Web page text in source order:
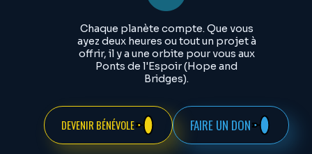
Chaque planète compte. Que vous
ayez deux heures ou tout un projet à
offrir, il y a une orbite pour vous aux
Ponts de l'Espoir (Hope and
Bridges).
DEVENIR BÉNÉVOLE FAIRE UN DON